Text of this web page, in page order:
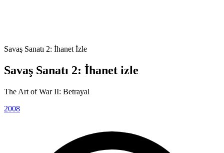
Savaş Sanatı 2: İhanet İzle
Savaş Sanatı 2: İhanet izle
The Art of War II: Betrayal
2008